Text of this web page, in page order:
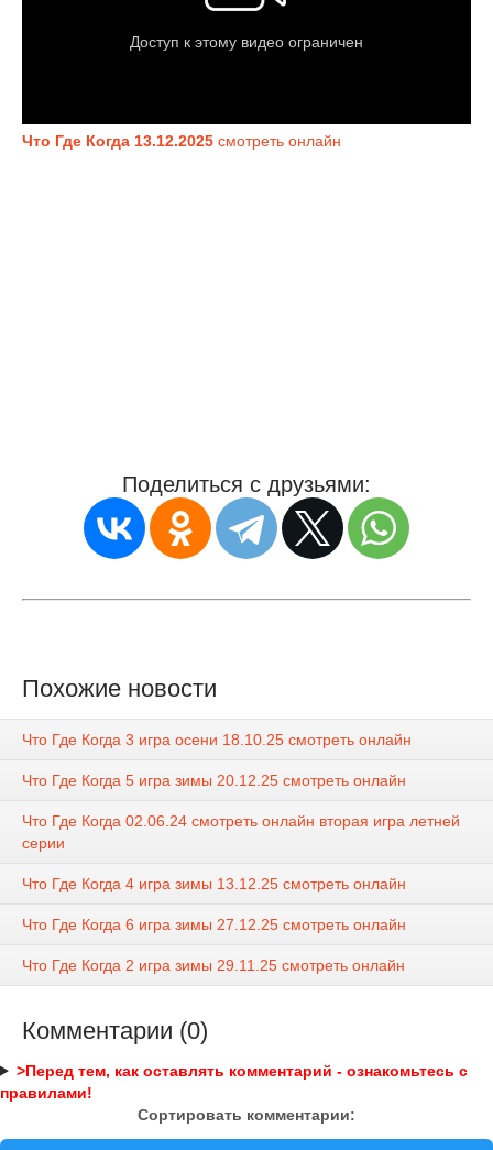
Что Где Когда 13.12.2025 смотреть онлайн
Поделиться с друзьями:
Похожие новости
Что Где Когда 3 игра осени 18.10.25 смотреть онлайн
Что Где Когда 5 игра зимы 20.12.25 смотреть онлайн
Что Где Когда 02.06.24 смотреть онлайн вторая игра летней
серии
Что Где Когда 4 игра зимы 13.12.25 смотреть онлайн
Что Где Когда 6 игра зимы 27.12.25 смотреть онлайн
Что Где Когда 2 игра зимы 29.11.25 смотреть онлайн
Комментарии (0)
>Перед тем, как оставлять комментарий - ознакомьтесь с
правилами!
Сортировать комментарии: